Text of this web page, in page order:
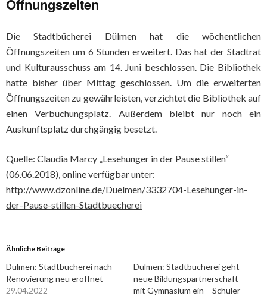
Öffnungszeiten
Die Stadtbücherei Dülmen hat die wöchentlichen
Öffnungszeiten um 6 Stunden erweitert. Das hat der Stadtrat
und Kulturausschuss am 14. Juni beschlossen. Die Bibliothek
hatte bisher über Mittag geschlossen. Um die erweiterten
Öffnungszeiten zu gewährleisten, verzichtet die Bibliothek auf
einen Verbuchungsplatz. Außerdem bleibt nur noch ein
Auskunftsplatz durchgängig besetzt.
Quelle: Claudia Marcy „Lesehunger in der Pause stillen“
(06.06.2018), online verfügbar unter:
http://www.dzonline.de/Duelmen/3332704-Lesehunger-in-
der-Pause-stillen-Stadtbuecherei
Ähnliche Beiträge
Dülmen: Stadtbücherei nach
Renovierung neu eröffnet
29.04.2022
Dülmen: Stadtbücherei geht
neue Bildungspartnerschaft
mit Gymnasium ein – Schüler